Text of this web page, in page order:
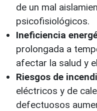
de un mal
psicofisiológicos.
Ineficiencia
prolongada a
afectar la salud y
Riesgos de
eléctricos y de
defectuosos